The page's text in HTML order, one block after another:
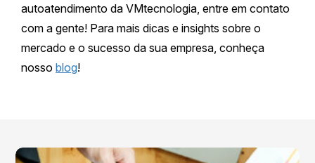
autoatendimento da VMtecnologia, entre em contato
com a gente! Para mais dicas e insights sobre o
mercado e o sucesso da sua empresa, conheça
nosso blog!